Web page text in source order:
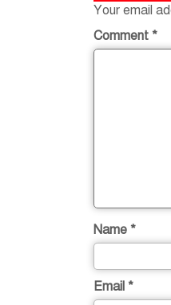
Your email
Comment *
Name *
Email *